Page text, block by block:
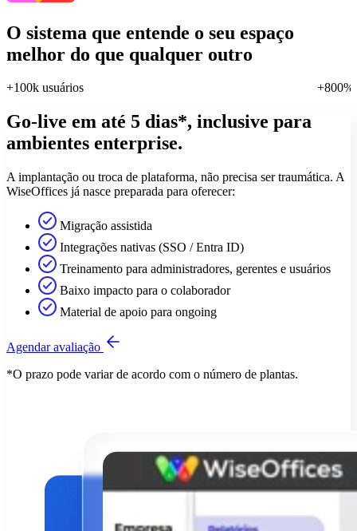
O sistema que entende o seu espaço
melhor do que qualquer outro
+100k usuários +800%
Go-live em até 5 dias*, inclusive para
ambientes enterprise.
A implantação ou troca de plataforma, não precisa ser traumática. A
WiseOffices já nasce preparada para oferecer:
Migração assistida
Integrações nativas (SSO / Entra ID)
Treinamento para administradores, gerentes e usuários
Baixo impacto para o colaborador
Material de apoio para ongoing
Agendar avaliação
*O prazo pode variar de acordo com o número de plantas.